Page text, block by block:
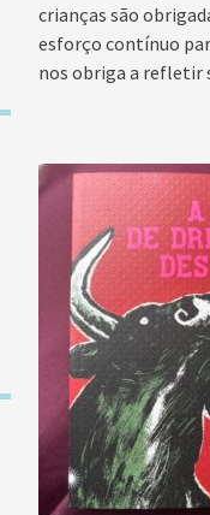
crianças são
esforço contínuo
nos obriga a refletir